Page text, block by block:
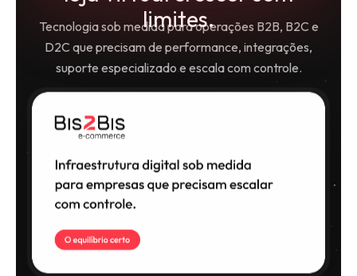
limites.
Tecnologia sob medida para operações B2B, B2C e
D2C que precisam de performance, integrações,
suporte especializado e escala com controle.